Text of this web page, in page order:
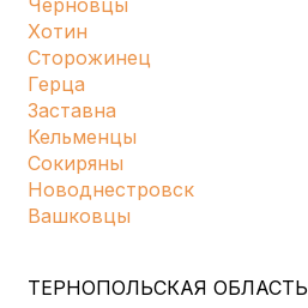
Черновцы
Хотин
Сторожинец
Герца
Заставна
Кельменцы
Сокиряны
Новоднестровск
Вашковцы
ТЕРНОПОЛЬСКАЯ ОБЛАСТЬ